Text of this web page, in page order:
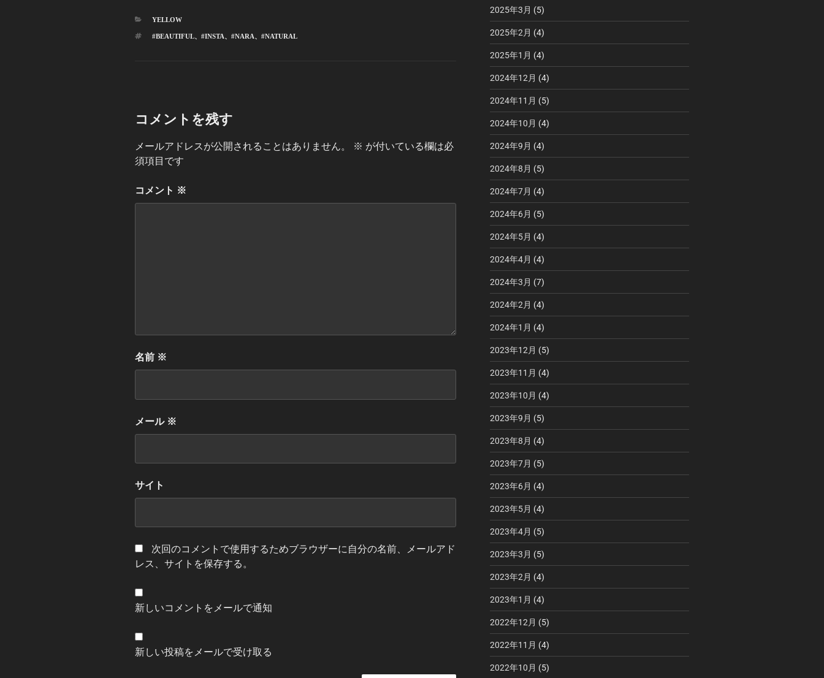
カ
ゴ
YELLOW
タ
#BEAUTIFUL、 #INSTA、 #NARA、 #NATURAL
コメントを残す
メールアドレスが公開されることはありません。 ※ が付いている欄は必
須項目です
コメント ※
名前 ※
メール ※
サイト
次回のコメントで使用するためブラウザーに自分の名前、メールアド
レス、サイトを保存する。
新しいコメントをメールで通知
新しい投稿をメールで受け取る
2025年3月 (5)
2025年2月 (4)
2025年1月 (4)
2024年12月 (4)
2024年11月 (5)
2024年10月 (4)
2024年9月 (4)
2024年8月 (5)
2024年7月 (4)
2024年6月 (5)
2024年5月 (4)
2024年4月 (4)
2024年3月 (7)
2024年2月 (4)
2024年1月 (4)
2023年12月 (5)
2023年11月 (4)
2023年10月 (4)
2023年9月 (5)
2023年8月 (4)
2023年7月 (5)
2023年6月 (4)
2023年5月 (4)
2023年4月 (5)
2023年3月 (5)
2023年2月 (4)
2023年1月 (4)
2022年12月 (5)
2022年11月 (4)
2022年10月 (5)